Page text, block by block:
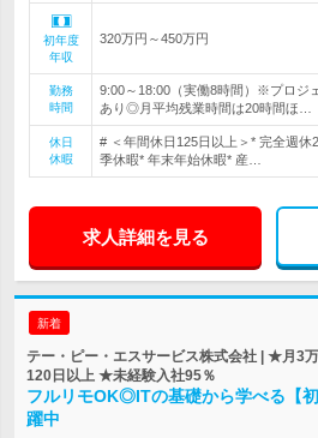
初年度
年収
320万円～450万円
勤務
時間
9:00～18:00（実働8時間）※プロジ
あり◎月平均残業時間は20時間ほ…
休日
休暇
# ＜年間休日125日以上＞* 完全週休
季休暇* 年末年始休暇* 産…
求人詳細を見る
新着
テー・ピー・エスサービス株式会社 | ★月3
120日以上 ★未経験入社95％
フルリモOK◎ITの基礎から学べる【
躍中